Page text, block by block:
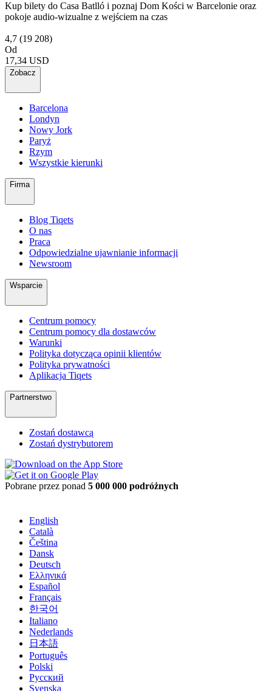
Kup bilety do Casa Batlló i poznaj Dom Kości w Barcelonie oraz
pokoje audio-wizualne z wejściem na czas
4,7 (19 208)
Od
17,34 USD
Zobacz
Barcelona
Londyn
Nowy Jork
Paryż
Rzym
Wszystkie kierunki
Firma
Blog Tiqets
O nas
Praca
Odpowiedzialne ujawnianie informacji
Newsroom
Wsparcie
Centrum pomocy
Centrum pomocy dla dostawców
Warunki
Polityka dotycząca opinii klientów
Polityka prywatności
Aplikacja Tiqets
Partnerstwo
Zostań dostawcą
Zostań dystrybutorem
Pobrane przez ponad 5 000 000 podróżnych
English
Català
Čeština
Dansk
Deutsch
Ελληνικά
Español
Français
한국어
Italiano
Nederlands
日本語
Português
Polski
Русский
Svenska